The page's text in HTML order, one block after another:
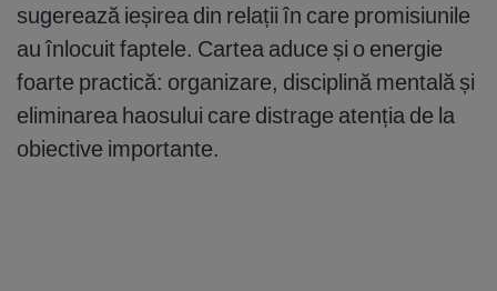
sugerează ieșirea din relații în care promisiunile
au înlocuit faptele. Cartea aduce și o energie
foarte practică: organizare, disciplină mentală și
eliminarea haosului care distrage atenția de la
obiective importante.